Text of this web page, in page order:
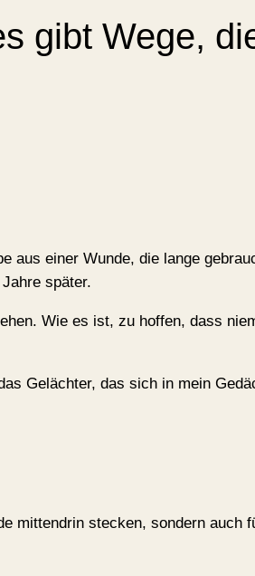
gibt Wege,
aus einer Wunde, die lange
später.
Wie es ist, zu hoffen, dass
Gelächter, das sich in mein
mittendrin stecken, sondern auch